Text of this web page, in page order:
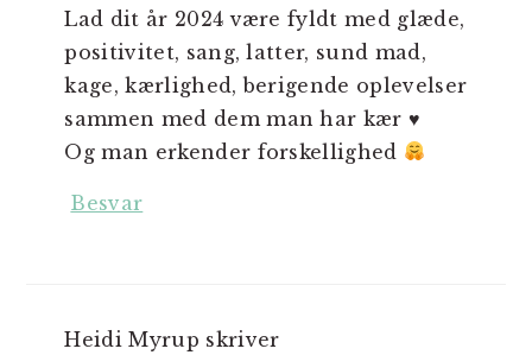
Lad dit år 2024 være fyldt med glæde,
positivitet, sang, latter, sund mad,
kage, kærlighed, berigende oplevelser
sammen med dem man har kær ♥️
Og man erkender forskellighed
Besvar
Heidi Myrup skriver